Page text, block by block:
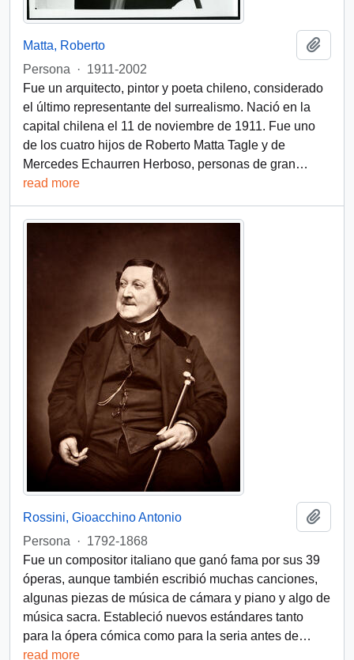
Matta, Roberto
Persona
· 1911-2002
Fue un arquitecto, pintor y poeta chileno, considerado
el último representante del surrealismo. Nació en la
capital chilena el 11 de noviembre de 1911. Fue uno
de los cuatro hijos de Roberto Matta Tagle y de
Mercedes Echaurren Herboso, personas de gran…
read more
Rossini, Gioacchino Antonio
Persona
· 1792-1868
Fue un compositor italiano que ganó fama por sus 39
óperas, aunque también escribió muchas canciones,
algunas piezas de música de cámara y piano y algo de
música sacra. Estableció nuevos estándares tanto
para la ópera cómica como para la seria antes de…
read more